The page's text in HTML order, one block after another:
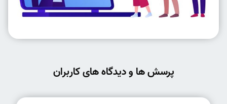
پرسش ها و دیدگاه های کاربران